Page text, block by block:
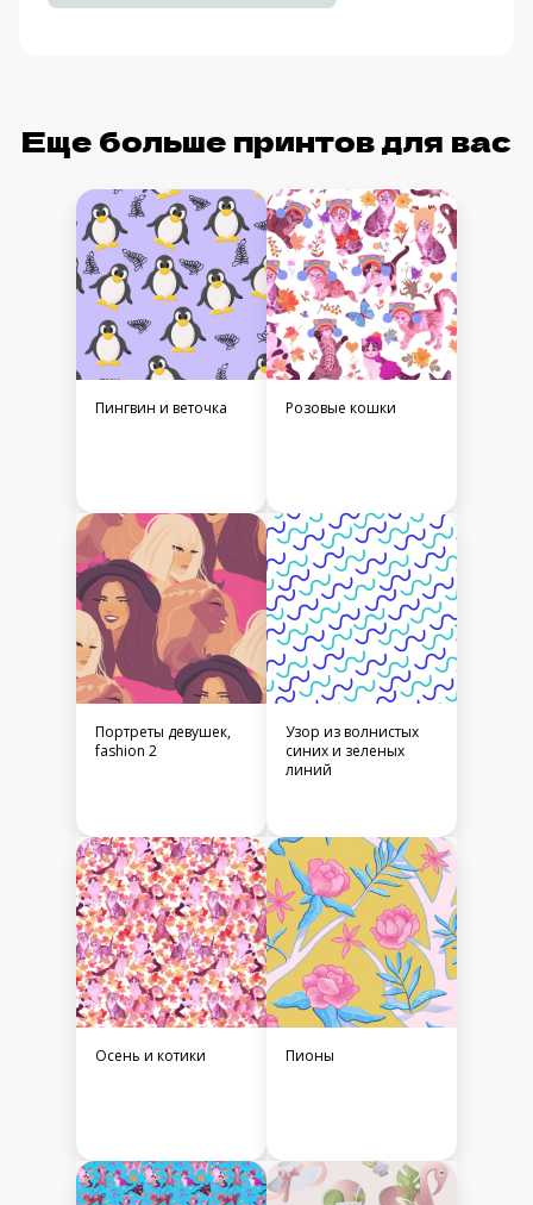
Еще больше принтов для вас
Пингвин и веточка Розовые кошки
Портреты девушек,
fashion 2
Узор из волнистых
синих и зеленых
линий
Осень и котики Пионы